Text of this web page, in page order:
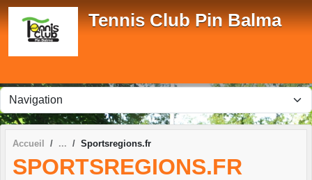
Tennis Club Pin Balma
Accueil Sportsregions.fr
SPORTSREGIONS.FR
Panneau de gestion des cookies